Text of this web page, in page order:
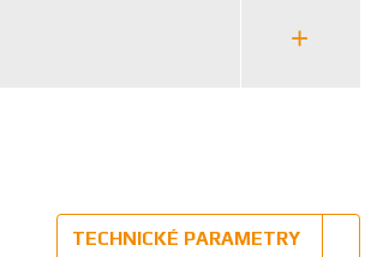
TECHNICKÉ PARAMETRY